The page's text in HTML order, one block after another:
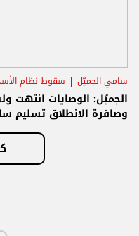
سامي الجميّل سقوط نظام
الجميّل: الوصايات انتهت
وصافرة الانطلاق تسليم